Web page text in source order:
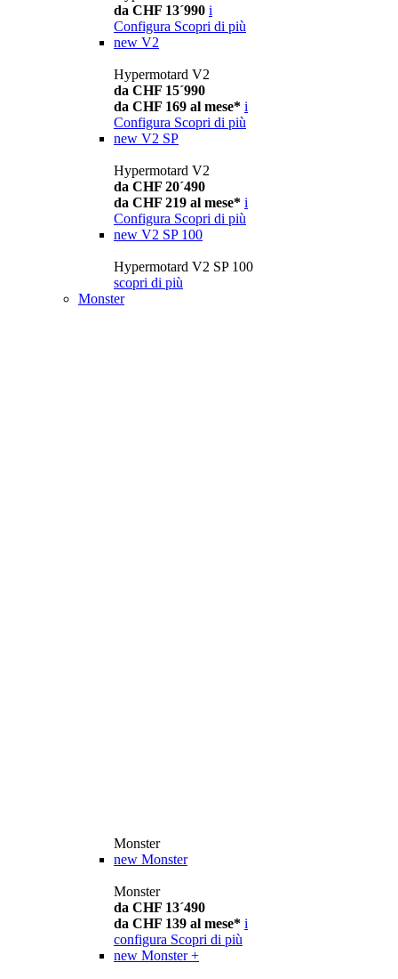
da CHF 13´990 i
Configura Scopri di più
new V2
Hypermotard V2
da CHF 15´990
da CHF 169 al mese* i
Configura Scopri di più
new V2 SP
Hypermotard V2
da CHF 20´490
da CHF 219 al mese* i
Configura Scopri di più
new V2 SP 100
Hypermotard V2 SP 100
scopri di più
Monster
Monster
new Monster
Monster
da CHF 13´490
da CHF 139 al mese* i
configura Scopri di più
new Monster +